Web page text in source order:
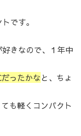
です。
きなので、１年中
ったかなと、ちょ
も軽くコンパクト